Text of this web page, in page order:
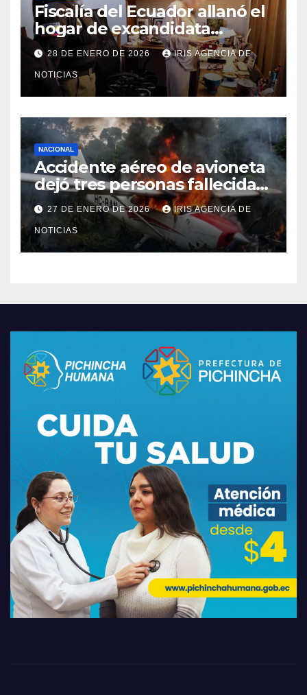
Fiscalía del Ecuador allanó el
hogar de excandidata
presidencial vinculada al caso
Caja Chica
28 DE ENERO DE 2026 IRIS AGENCIA DE
NOTICIAS
NACIONAL
Accidente aéreo de avioneta
dejó tres personas fallecidas
en provincia de Morona
Santiago
27 DE ENERO DE 2026 IRIS AGENCIA DE
NOTICIAS